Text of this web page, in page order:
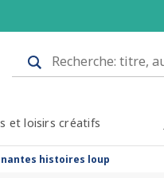
et loisirs créatifs
histoires loup